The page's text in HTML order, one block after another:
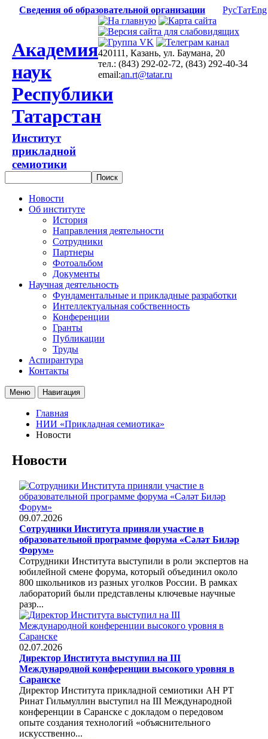
Сведения об образовательной организации РусТатEng
Академия
наук
Республики
Татарстан
Институт
прикладной
семиотики
420111, Казань, ул. Баумана, 20
тел.: (843) 292-02-72, (843) 292-40-34
email:an.rt@tatar.ru
Новости
Об институте
История
Направления деятельности
Сотрудники
Партнеры
Фотоальбом
Документы
Научная деятельность
Фундаментальные и прикладные разработки
Интеллектуальная собственность
Конференции
Гранты
Публикации
Труды
Аспирантура
Контакты
Меню Навигация
Главная
НИИ «Прикладная семиотика»
Новости
Новости
09.07.2026
Сотрудники Института приняли участие в
образовательной программе форума «Сәләт Биләр
Форум»
Сотрудники Института выступили в роли экспертов на
юбилейной смене форума, который объединил около
800 школьников из разных уголков России. В рамках
лабораторий были представлены ключевые научные
разр...
02.07.2026
Директор Института выступил на III
Международной конференции высокого уровня в
Саранске
Директор Института прикладной семиотики АН РТ
Ринат Гильмуллин выступил на III Международной
конференции в Саранске с докладом о передовом
опыте создания технологий «объяснительного
искусственно...